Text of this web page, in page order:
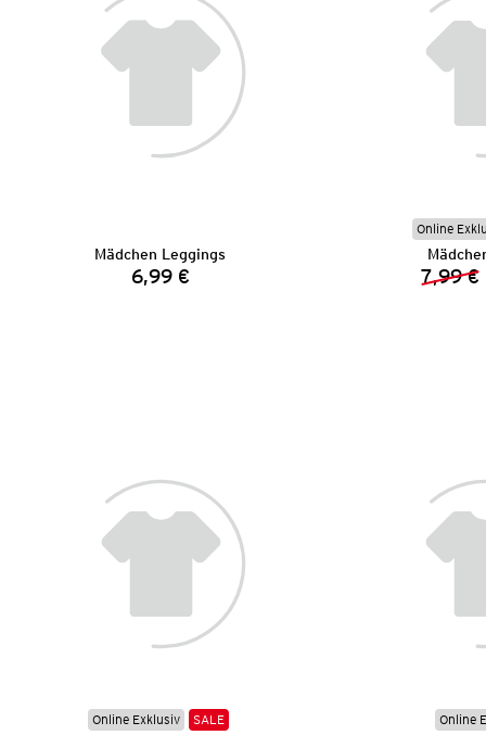
Mädchen Leggings
Preis:
6,99 €
Online
7,99 €
Online Exklusiv SALE Online